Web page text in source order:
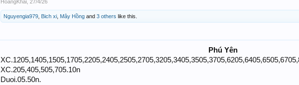
HoangKhai 27/4/26
Nguyengia979 Bich xi Mây Hồng and 3 others like this.
Phú Yên
XC.205,405,505,705.10n
Duoi.05.50n.